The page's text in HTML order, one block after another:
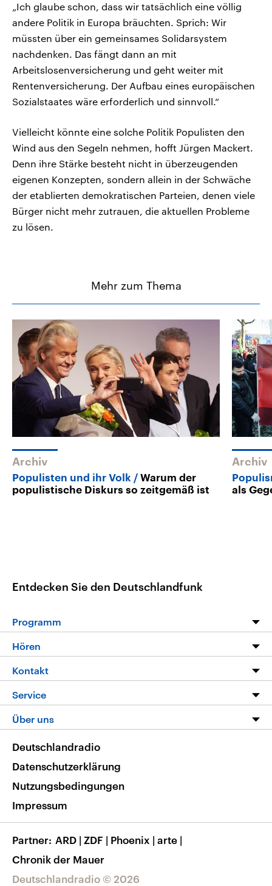
„Ich glaube schon, dass wir tatsächlich eine völlig
andere Politik in Europa bräuchten. Sprich: Wir
müssten über ein gemeinsames Solidarsystem
nachdenken. Das fängt dann an mit
Arbeitslosenversicherung und geht weiter mit
Rentenversicherung. Der Aufbau eines europäischen
Sozialstaates wäre erforderlich und sinnvoll.“
Vielleicht könnte eine solche Politik Populisten den
Wind aus den Segeln nehmen, hofft Jürgen Mackert.
Denn ihre Stärke besteht nicht in überzeugenden
eigenen Konzepten, sondern allein in der Schwäche
der etablierten demokratischen Parteien, denen viele
Bürger nicht mehr zutrauen, die aktuellen Probleme
zu lösen.
Mehr zum Thema
Archiv
Populisten und ihr Volk
Warum der
populistische Diskurs so zeitgemäß ist
Archiv
als
Entdecken Sie den Deutschlandfunk
Programm
Programm
Die Nachrichten
Nachrichtenleicht
Neue Beiträge auf dlf.de
Hören
Livestream
Podcasts
Deutschlandfunk App
Nachrichten App
Frequenzen
Kontakt
Hörerservice
Service
FAQ
Veranstaltungen
Musikliste
RSS
Über uns
Barrierefreiheit
Deutschlandradio © 2026
Deutschlandradio
Datenschutzerklärung
Nutzungsbedingungen
Impressum
Partner ARD | ZDF | Phoenix | arte |
Chronik der Mauer